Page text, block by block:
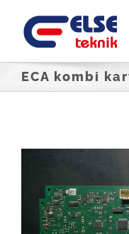
content
ECA kombi